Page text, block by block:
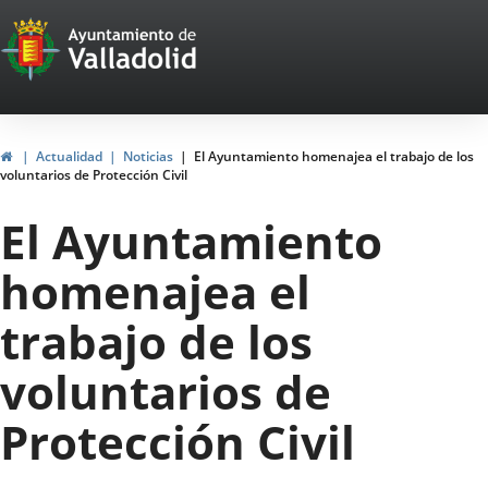
Portal
Web
del
Ayuntamiento
de
Valladolid
InicioActualidad Noticias
El Ayuntamiento homenajea el trabajo de los
voluntarios de Protección Civil
El Ayuntamiento
homenajea el
trabajo de los
voluntarios de
Protección Civil